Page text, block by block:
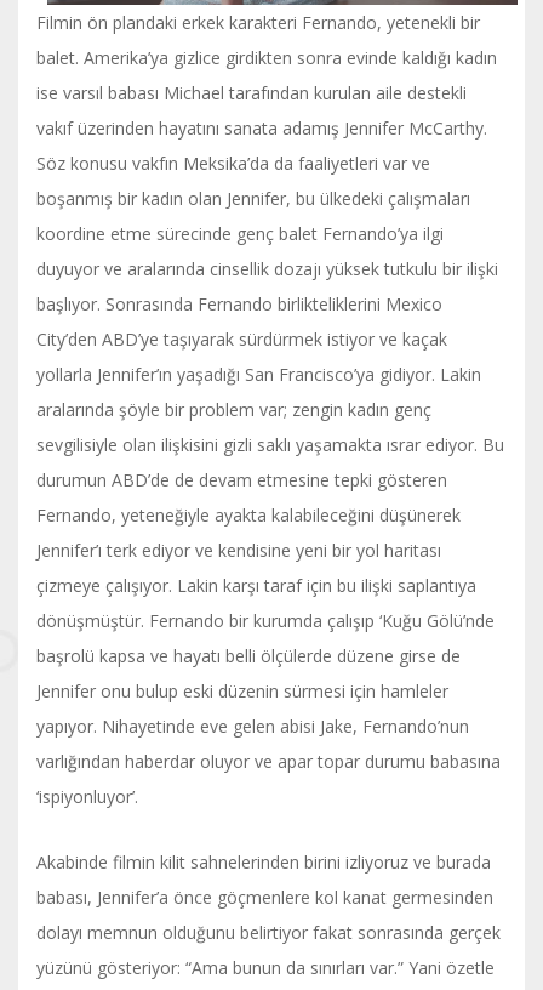
Filmin ön plandaki erkek karakteri Fernando, yetenekli bir
balet. Amerika’ya gizlice girdikten sonra evinde kaldığı kadın
ise varsıl babası Michael tarafından kurulan aile destekli
vakıf üzerinden hayatını sanata adamış Jennifer McCarthy.
Söz konusu vakfın Meksika’da da faaliyetleri var ve
boşanmış bir kadın olan Jennifer, bu ülkedeki çalışmaları
koordine etme sürecinde genç balet Fernando’ya ilgi
duyuyor ve aralarında cinsellik dozajı yüksek tutkulu bir ilişki
başlıyor. Sonrasında Fernando birlikteliklerini Mexico
City’den ABD’ye taşıyarak sürdürmek istiyor ve kaçak
yollarla Jennifer’ın yaşadığı San Francisco’ya gidiyor. Lakin
aralarında şöyle bir problem var; zengin kadın genç
sevgilisiyle olan ilişkisini gizli saklı yaşamakta ısrar ediyor. Bu
durumun ABD’de de devam etmesine tepki gösteren
Fernando, yeteneğiyle ayakta kalabileceğini düşünerek
Jennifer’ı terk ediyor ve kendisine yeni bir yol haritası
çizmeye çalışıyor. Lakin karşı taraf için bu ilişki saplantıya
dönüşmüştür. Fernando bir kurumda çalışıp ‘Kuğu Gölü’nde
başrolü kapsa ve hayatı belli ölçülerde düzene girse de
Jennifer onu bulup eski düzenin sürmesi için hamleler
yapıyor. Nihayetinde eve gelen abisi Jake, Fernando’nun
varlığından haberdar oluyor ve apar topar durumu babasına
‘ispiyonluyor’.
Akabinde filmin kilit sahnelerinden birini izliyoruz ve burada
babası, Jennifer’a önce göçmenlere kol kanat germesinden
dolayı memnun olduğunu belirtiyor fakat sonrasında gerçek
yüzünü gösteriyor: “Ama bunun da sınırları var.” Yani özetle